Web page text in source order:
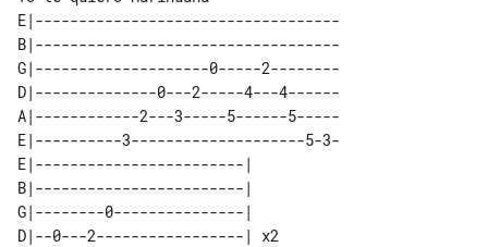
E|-----------------------------------
B|-----------------------------------
G|--------------------0-----2--------
D|--------------0---2-----4---4------
A|------------2---3-----5------5-----
E|----------3--------------------5-3-
E|------------------------|
B|------------------------|
G|--------0---------------|
D|--0---2-----------------| x2